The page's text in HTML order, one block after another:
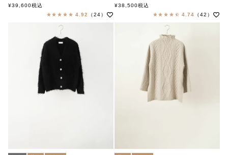
soutiencollar（ステンカラー）
¥39,600税込
4.92
（24）
soutiencollar（ステンカラー）
¥38,500税込
4.74
（42）